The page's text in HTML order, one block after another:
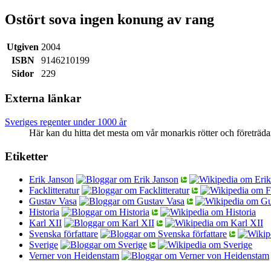
Ostört sova ingen konung av rang
Utgiven 2004
ISBN
9146210199
Sidor
229
Externa länkar
Sveriges regenter under 1000 år
Här kan du hitta det mesta om vår monarkis rötter och
Etiketter
Erik Janson
Facklitteratur
Gustav Vasa
Historia
Karl XII
Svenska författare
Sverige
Verner von Heidenstam